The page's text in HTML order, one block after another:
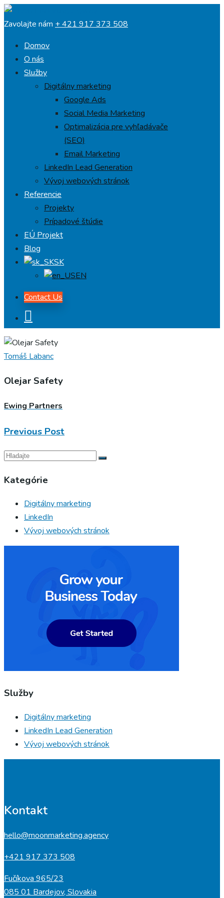
Zavolajte nám + 421 917 373 508
Domov
O nás
Služby
Digitálny marketing
Google Ads
Social Media Marketing
Optimalizácia pre vyhľadávače
(SEO)
Email Marketing
LinkedIn Lead Generation
Vývoj webových stránok
Referencie
Projekty
Prípadové štúdie
EÚ Projekt
Blog
SK
EN
Contact Us
Tomáš Labanc
Olejar Safety
Ewing Partners
Previous Post
Kategórie
Digitálny marketing
LinkedIn
Vývoj webových stránok
Služby
Digitálny marketing
LinkedIn Lead Generation
Vývoj webových stránok
Kontakt
hello@moonmarketing.agency
+421 917 373 508
Fučíkova 965/23
085 01 Bardejov, Slovakia